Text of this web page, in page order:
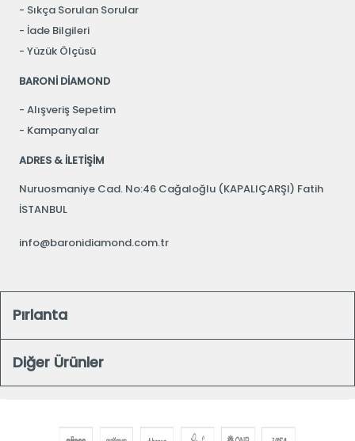
Sıkça Sorulan Sorular
İade Bilgileri
Yüzük Ölçüsü
BARONİ DİAMOND
Alışveriş Sepetim
Kampanyalar
ADRES & İLETİŞİM
Nuruosmaniye Cad. No:46 Cağaloğlu (KAPALIÇARŞI) Fatih
İSTANBUL
info@baronidiamond.com.tr
Pırlanta
Diğer Ürünler